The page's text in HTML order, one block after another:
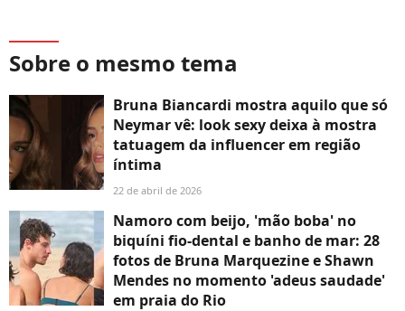
Sobre o mesmo tema
Bruna Biancardi mostra aquilo que só
Neymar vê: look sexy deixa à mostra
tatuagem da influencer em região
íntima
22 de abril de 2026
Namoro com beijo, 'mão boba' no
biquíni fio-dental e banho de mar: 28
fotos de Bruna Marquezine e Shawn
Mendes no momento 'adeus saudade'
em praia do Rio